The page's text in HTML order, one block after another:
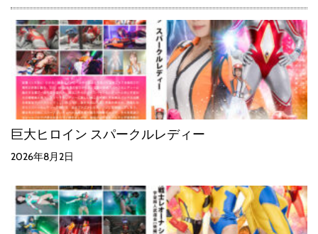
巨大ヒロイン スパークルレディー
2026年8月2日